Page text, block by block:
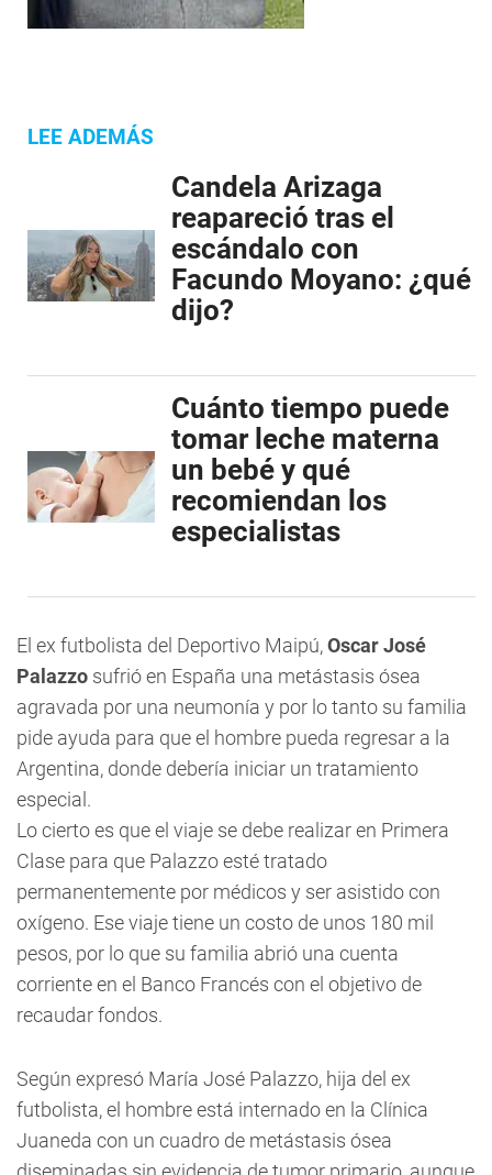
LEE ADEMÁS
Candela Arizaga
reapareció tras el
escándalo con
Facundo Moyano: ¿qué
dijo?
Cuánto tiempo puede
tomar leche materna
un bebé y qué
recomiendan los
especialistas
El ex futbolista del Deportivo Maipú,Oscar José
Palazzo sufrió en España una metástasis ósea
agravada por una neumonía y por lo tanto su familia
pide ayuda para que el hombre pueda regresar a la
Argentina, donde debería iniciar un tratamiento
especial.
Lo cierto es que el viaje se debe realizar en Primera
Clase para que Palazzo esté tratado
permanentemente por médicos y ser asistido con
oxígeno. Ese viaje tiene un costo de unos 180 mil
pesos, por lo que su familia abrió una cuenta
corriente en el Banco Francés con el objetivo de
recaudar fondos.
Según expresó María José Palazzo, hija del ex
futbolista, el hombre está internado en la Clínica
Juaneda con un cuadro de metástasis ósea